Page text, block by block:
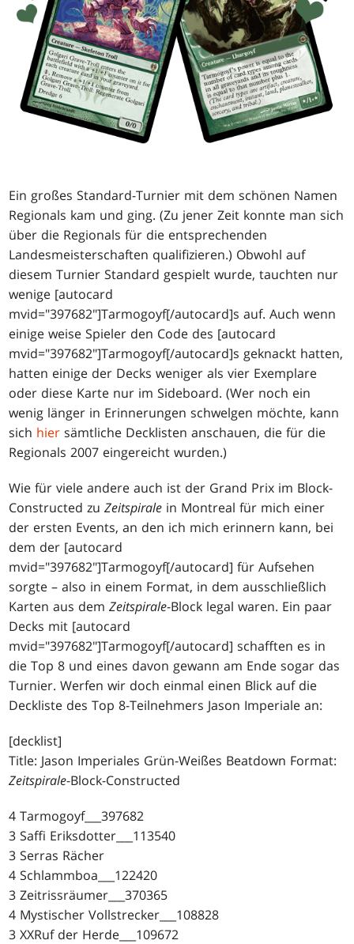
Ein großes Standard-Turnier mit dem schönen Namen
Regionals kam und ging. (Zu jener Zeit konnte man sich
über die Regionals für die entsprechenden
Landesmeisterschaften qualifizieren.) Obwohl auf
diesem Turnier Standard gespielt wurde, tauchten nur
wenige [autocard
mvid="397682"]Tarmogoyf[/autocard]s auf. Auch wenn
einige weise Spieler den Code des [autocard
mvid="397682"]Tarmogoyf[/autocard]s geknackt hatten,
hatten einige der Decks weniger als vier Exemplare
oder diese Karte nur im Sideboard. (Wer noch ein
wenig länger in Erinnerungen schwelgen möchte, kann
sich hier sämtliche Decklisten anschauen, die für die
Regionals 2007 eingereicht wurden.)
Wie für viele andere auch ist der Grand Prix im Block-
Constructed zuZeitspirale in Montreal für mich einer
der ersten Events, an den ich mich erinnern kann, bei
dem der [autocard
mvid="397682"]Tarmogoyf[/autocard] für Aufsehen
sorgte – also in einem Format, in dem ausschließlich
Karten aus demZeitspirale-Block legal waren. Ein paar
Decks mit [autocard
mvid="397682"]Tarmogoyf[/autocard] schafften es in
die Top 8 und eines davon gewann am Ende sogar das
Turnier. Werfen wir doch einmal einen Blick auf die
Deckliste des Top 8-Teilnehmers Jason Imperiale an:
[decklist]
Title: Jason Imperiales Grün-Weißes Beatdown Format:
Zeitspirale-Block-Constructed
4 Tarmogoyf___397682
3 Saffi Eriksdotter___113540
3 Serras Rächer
4 Schlammboa___122420
3 Zeitrissräumer___370365
4 Mystischer Vollstrecker___108828
3 XXRuf der Herde___109672